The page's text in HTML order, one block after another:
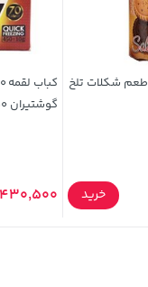
طعم شکلات تلخ
خرید
گوشتیران 450 گرمی
430,500 تومان